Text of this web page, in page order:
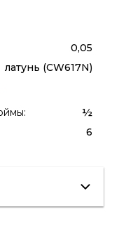
0,05
латунь (CW617N)
:
½
6